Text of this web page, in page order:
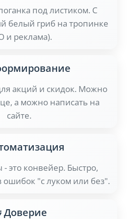
под листиком. С
белый гриб на тропинке
и реклама).
акций и скидок. Можно
а можно написать на
сайте.
это конвейер. Быстро,
ошибок "с луком или без".
Доверие